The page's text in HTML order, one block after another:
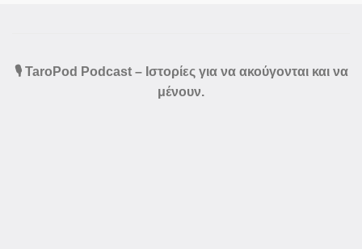
🎙️ TaroPod Podcast – Ιστορίες για να ακούγονται και να
μένουν.